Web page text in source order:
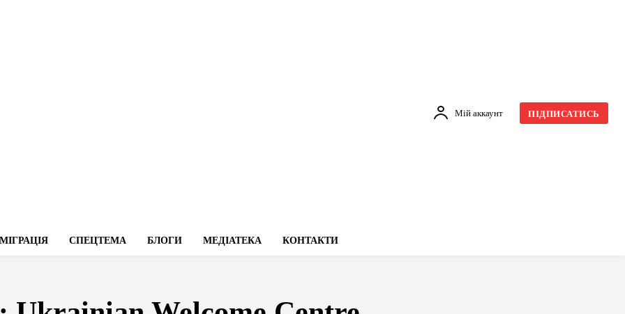
Мій аккаунт ПІДПИСАТИСЬ
МІГРАЦІЯ СПЕЦТЕМА БЛОГИ МЕДІАТЕКА КОНТАКТИ